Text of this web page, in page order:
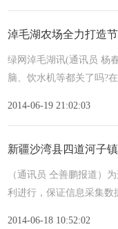
淖毛湖农场全力打造
绿网淖毛湖讯(通讯员 杨
脑、饮水机等都关了吗?
2014-06-19 21:02:03
新疆沙湾县四道河子
（通讯员 仝善鹏报道）
利进行，保证信息采集数
2014-06-18 10:52:02